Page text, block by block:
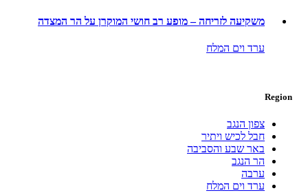
משקיעה לזריחה – מופע רב חושי המוקרן על הר המצדה
ערד וים המלח
Region
צפון הנגב
חבל לכיש ויתיר
באר שבע והסביבה
הר הנגב
ערבה
ערד וים המלח